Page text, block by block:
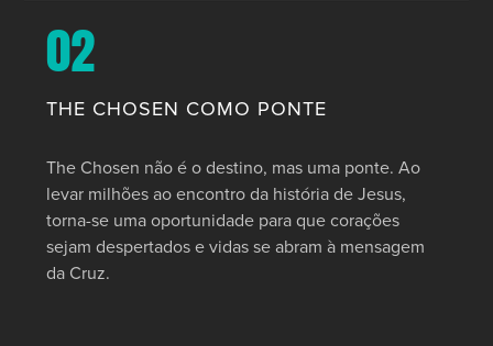
02
THE CHOSEN COMO PONTE
The Chosen não é o destino, mas uma ponte. Ao
levar milhões ao encontro da história de Jesus,
torna-se uma oportunidade para que corações
sejam despertados e vidas se abram à mensagem
da Cruz.